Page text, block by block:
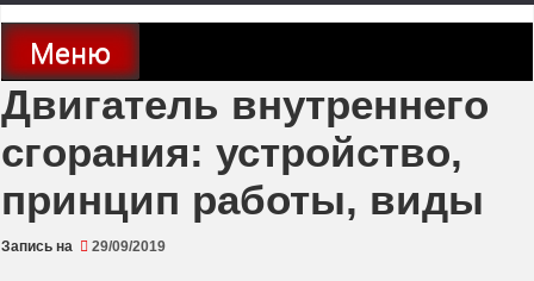
Меню
Двигатель внутреннего
сгорания: устройство,
принцип работы, виды
Запись на 29/09/2019